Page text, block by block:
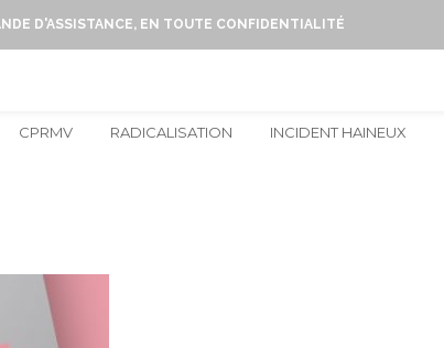
D'ASSISTANCE, EN TOUTE CONFIDENTIALITÉ
CPRMV RADICALISATION INCIDENT HAINEUX